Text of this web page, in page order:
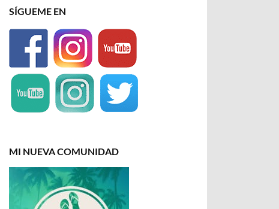
SÍGUEME EN
MI NUEVA COMUNIDAD